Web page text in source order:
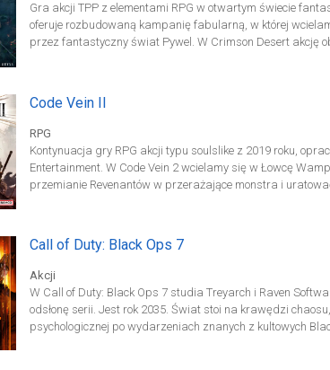
Gra akcji TPP z elementami RPG w otwartym świecie
oferuje rozbudowaną kampanię fabularną, w której
przez fantastyczny świat Pywel. W Crimson Desert akcję
Crimson Desert na wybraną platformę. Bonus w
Code Vein II
RPG
Kontynuacja gry RPG akcji typu soulslike z 2019 roku,
Entertainment. W Code Vein 2 wcielamy się w Łowcę
przemianie Revenantów w przerażające monstra i
zarówno szeregowych nieprzyjaciół, jak i potężnych bossów.
Call of Duty: Black Ops 7
Akcji
W Call of Duty: Black Ops 7 studia Treyarch i Raven
odsłonę serii. Jest rok 2035. Świat stoi na krawędzi
psychologicznej po wydarzeniach znanych z kultowych